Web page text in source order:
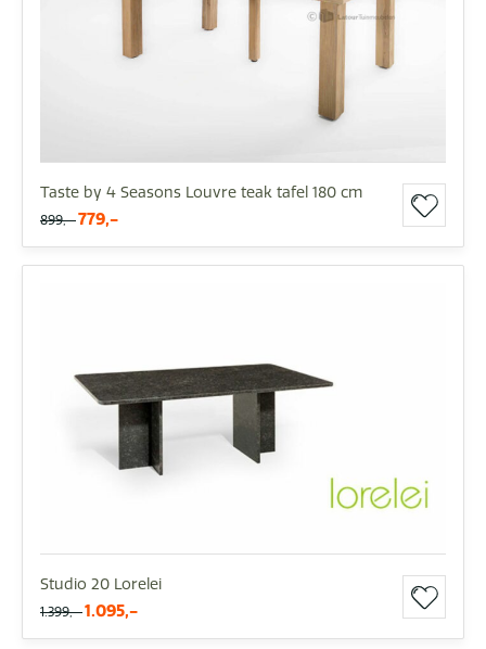
Taste by 4 Seasons Louvre teak tafel 180 cm
899,- 779,-
Studio 20 Lorelei
1.399,- 1.095,-